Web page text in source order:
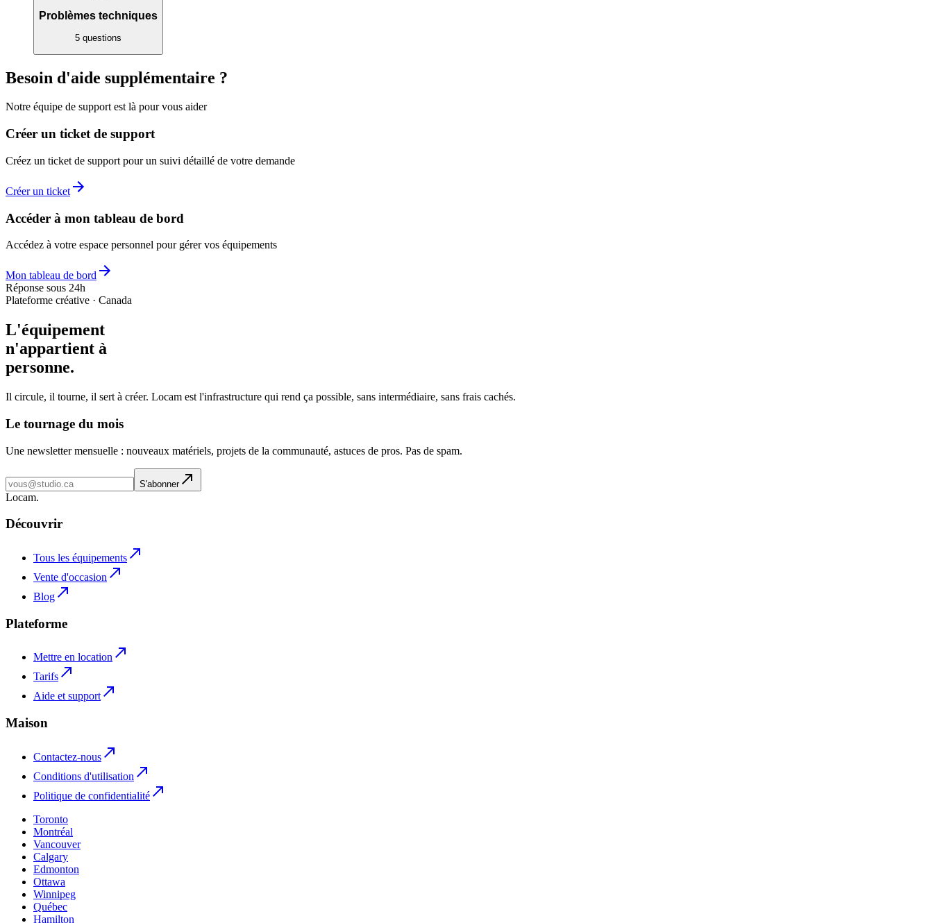
Problèmes techniques
5 questions
Besoin d'aide supplémentaire ?
Notre équipe de support est là pour vous aider
Créer un ticket de support
Créez un ticket de support pour un suivi détaillé de votre demande
Créer un ticket
Accéder à mon tableau de bord
Accédez à votre espace personnel pour gérer vos équipements
Mon tableau de bord
Réponse sous 24h
Plateforme créative · Canada
L'équipement
n'appartient à
personne.
Il circule, il tourne, il sert à créer. Locam est l'infrastructure qui rend ça possible, sans intermédiaire, sans frais cachés.
Le tournage du mois
Une newsletter mensuelle : nouveaux matériels, projets de la communauté, astuces de pros. Pas de spam.
S'abonner
Locam.
Découvrir
Tous les équipements
Vente d'occasion
Blog
Plateforme
Mettre en location
Tarifs
Aide et support
Maison
Contactez-nous
Conditions d'utilisation
Politique de confidentialité
Toronto
Montréal
Vancouver
Calgary
Edmonton
Ottawa
Winnipeg
Québec
Hamilton